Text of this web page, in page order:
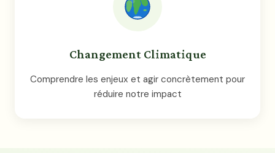
Changement Climatique
Comprendre les enjeux et agir concrètement pour
réduire notre impact